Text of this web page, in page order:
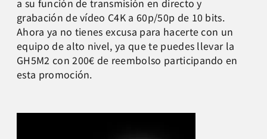
a su función de transmisión en directo y
grabación de vídeo C4K a 60p/50p de 10 bits.
Ahora ya no tienes excusa para hacerte con un
equipo de alto nivel, ya que te puedes llevar la
GH5M2 con 200€ de reembolso participando en
esta promoción.